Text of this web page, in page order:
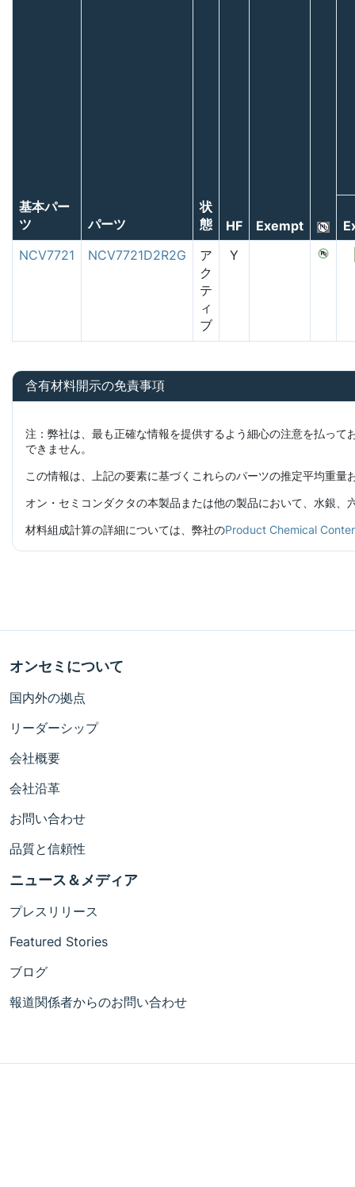
基本パー
ツ
パーツ
状
態
HF Exempt
NCV7721
NCV7721D2R2G
ア
ク
テ
ィ
ブ
Y
含有材料開示の免責事項
注：弊社は、最も正確な情報を提供するよう細心の注意を払っ
できません。
この情報は、上記の要素に基づくこれらのパーツの推定平均重
オン・セミコンダクタの本製品または他の製品において、水銀
材料組成計算の詳細については、弊社のProduct Chemical
オンセミについて
国内外の拠点
リーダーシップ
会社概要
会社沿革
お問い合わせ
品質と信頼性
ニュース＆メディア
プレスリリース
Featured Stories
ブログ
報道関係者からのお問い合わせ